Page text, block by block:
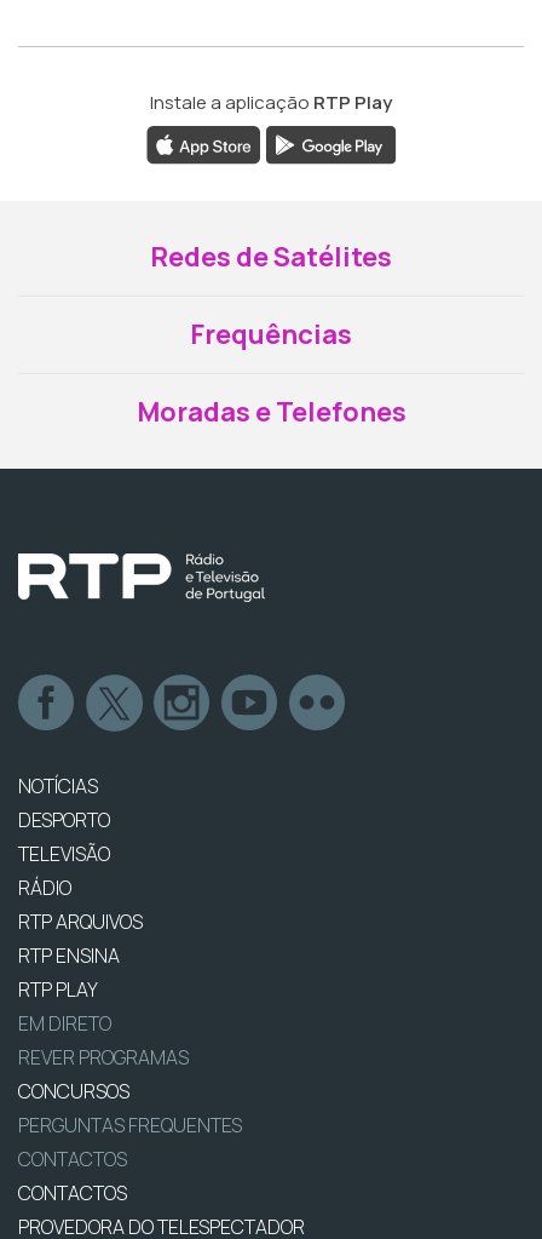
Instale a aplicação RTP Play
Redes de Satélites
Frequências
Moradas e Telefones
NOTÍCIAS
DESPORTO
TELEVISÃO
RÁDIO
RTP ARQUIVOS
RTP ENSINA
RTP PLAY
EM DIRETO
REVER PROGRAMAS
CONCURSOS
PERGUNTAS FREQUENTES
CONTACTOS
CONTACTOS
PROVEDORA DO TELESPECTADOR